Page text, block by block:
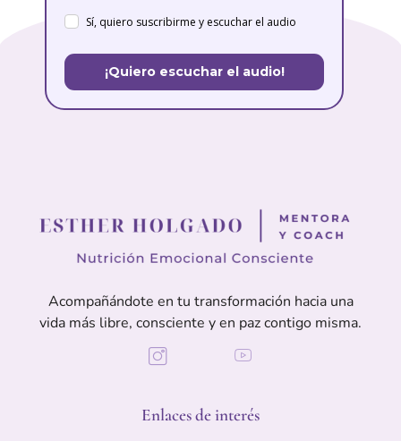
Sí, quiero suscribirme y escuchar el audio
¡Quiero escuchar el audio!
Acompañándote en tu transformación hacia una
vida más libre, consciente y en paz contigo misma.
Enlaces de interés